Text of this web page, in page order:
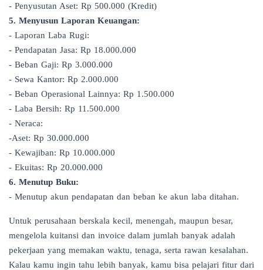
- Penyusutan Aset: Rp 500.000 (Kredit)
5. Menyusun Laporan Keuangan:
- Laporan Laba Rugi:
- Pendapatan Jasa: Rp 18.000.000
- Beban Gaji: Rp 3.000.000
- Sewa Kantor: Rp 2.000.000
- Beban Operasional Lainnya: Rp 1.500.000
- Laba Bersih: Rp 11.500.000
- Neraca:
-Aset: Rp 30.000.000
- Kewajiban: Rp 10.000.000
- Ekuitas: Rp 20.000.000
6. Menutup Buku:
- Menutup akun pendapatan dan beban ke akun laba ditahan.
Untuk perusahaan berskala kecil, menengah, maupun besar,
mengelola kuitansi dan invoice dalam jumlah banyak adalah
pekerjaan yang memakan waktu, tenaga, serta rawan kesalahan.
Kalau kamu ingin tahu lebih banyak, kamu bisa pelajari fitur dari